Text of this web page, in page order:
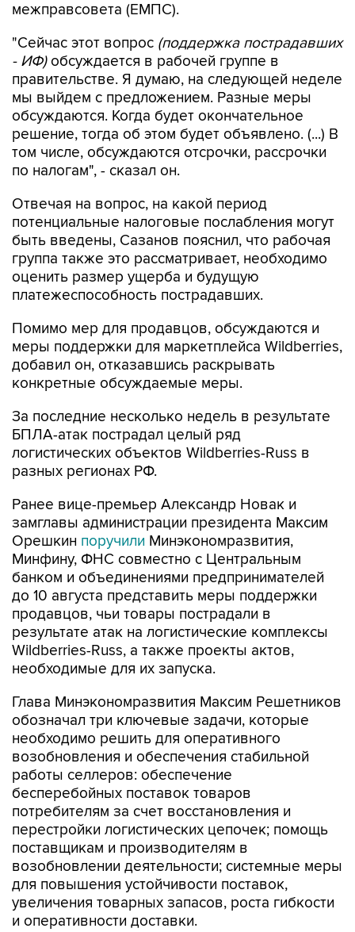
межправсовета (ЕМПС).
"Сейчас этот вопрос (поддержка пострадавших
- ИФ)обсуждается в рабочей группе в
правительстве. Я думаю, на следующей неделе
мы выйдем с предложением. Разные меры
обсуждаются. Когда будет окончательное
решение, тогда об этом будет объявлено. (...) В
том числе, обсуждаются отсрочки, рассрочки
по налогам", - сказал он.
Отвечая на вопрос, на какой период
потенциальные налоговые послабления могут
быть введены, Сазанов пояснил, что рабочая
группа также это рассматривает, необходимо
оценить размер ущерба и будущую
платежеспособность пострадавших.
Помимо мер для продавцов, обсуждаются и
меры поддержки для маркетплейса Wildberries,
добавил он, отказавшись раскрывать
конкретные обсуждаемые меры.
За последние несколько недель в результате
БПЛА-атак пострадал целый ряд
логистических объектов Wildberries-Russ в
разных регионах РФ.
Ранее вице-премьер Александр Новак и
замглавы администрации президента Максим
Орешкин поручили Минэкономразвития,
Минфину, ФНС совместно с Центральным
банком и объединениями предпринимателей
до 10 августа представить меры поддержки
продавцов, чьи товары пострадали в
результате атак на логистические комплексы
Wildberries-Russ, а также проекты актов,
необходимые для их запуска.
Глава Минэкономразвития Максим Решетников
обозначал три ключевые задачи, которые
необходимо решить для оперативного
возобновления и обеспечения стабильной
работы селлеров: обеспечение
бесперебойных поставок товаров
потребителям за счет восстановления и
перестройки логистических цепочек; помощь
поставщикам и производителям в
возобновлении деятельности; системные меры
для повышения устойчивости поставок,
увеличения товарных запасов, роста гибкости
и оперативности доставки.